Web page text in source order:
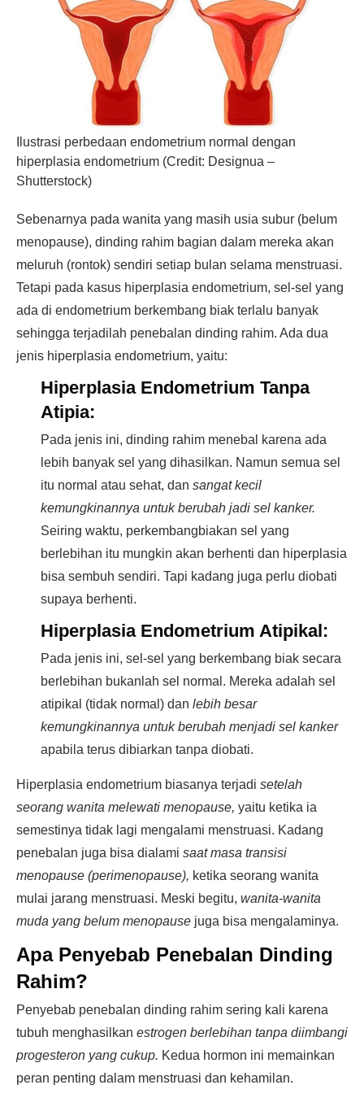
Ilustrasi perbedaan endometrium normal dengan
hiperplasia endometrium (Credit: Designua –
Shutterstock)
Sebenarnya pada wanita yang masih usia subur (belum
menopause), dinding rahim bagian dalam mereka akan
meluruh (rontok) sendiri setiap bulan selama menstruasi.
Tetapi pada kasus hiperplasia endometrium, sel-sel yang
ada di endometrium berkembang biak terlalu banyak
sehingga terjadilah penebalan dinding rahim. Ada dua
jenis hiperplasia endometrium, yaitu:
Hiperplasia Endometrium Tanpa
Atipia:
Pada jenis ini, dinding rahim menebal karena ada
lebih banyak sel yang dihasilkan. Namun semua sel
itu normal atau sehat, dan sangat kecil
kemungkinannya untuk berubah jadi sel kanker.
Seiring waktu, perkembangbiakan sel yang
berlebihan itu mungkin akan berhenti dan hiperplasia
bisa sembuh sendiri. Tapi kadang juga perlu diobati
supaya berhenti.
Hiperplasia Endometrium Atipikal:
Pada jenis ini, sel-sel yang berkembang biak secara
berlebihan bukanlah sel normal. Mereka adalah sel
atipikal (tidak normal) dan lebih besar
kemungkinannya untuk berubah menjadi sel kanker
apabila terus dibiarkan tanpa diobati.
Hiperplasia endometrium biasanya terjadi setelah
seorang wanita melewati menopause, yaitu ketika ia
semestinya tidak lagi mengalami menstruasi. Kadang
penebalan juga bisa dialami saat masa transisi
menopause (perimenopause), ketika seorang wanita
mulai jarang menstruasi. Meski begitu, wanita-wanita
muda yang belum menopause juga bisa mengalaminya.
Apa Penyebab Penebalan Dinding
Rahim?
Penyebab penebalan dinding rahim sering kali karena
tubuh menghasilkan estrogen berlebihan tanpa diimbangi
progesteron yang cukup. Kedua hormon ini memainkan
peran penting dalam menstruasi dan kehamilan.